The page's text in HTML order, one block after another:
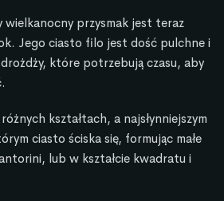
wielkanocny przysmak jest teraz
Jego ciasto filo jest dość pulchne i
które potrzebują czasu, aby
kształtach, a najsłynniejszym
ciasto ściska się, formując małe
lub w kształcie kwadratu i